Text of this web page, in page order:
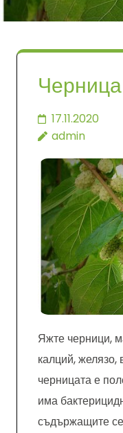
Черница
17.11.2020
admin
Яжте черници,
калций,
черницата е
има
съдържащите